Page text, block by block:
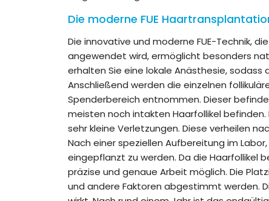
Die moderne FUE
Die innovative und moderne FUE-Technik,
angewendet wird, ermöglicht besonders
erhalten Sie eine lokale Anästhesie, sodass
Anschließend werden die einzelnen
Spenderbereich entnommen. Dieser
meisten noch intakten Haarfollikel
sehr kleine Verletzungen. Diese verheilen
Nach einer speziellen Aufbereitung im
eingepflanzt zu werden. Da die Haarfollikel
präzise und genaue Arbeit möglich. Die
und andere Faktoren abgestimmt werden.